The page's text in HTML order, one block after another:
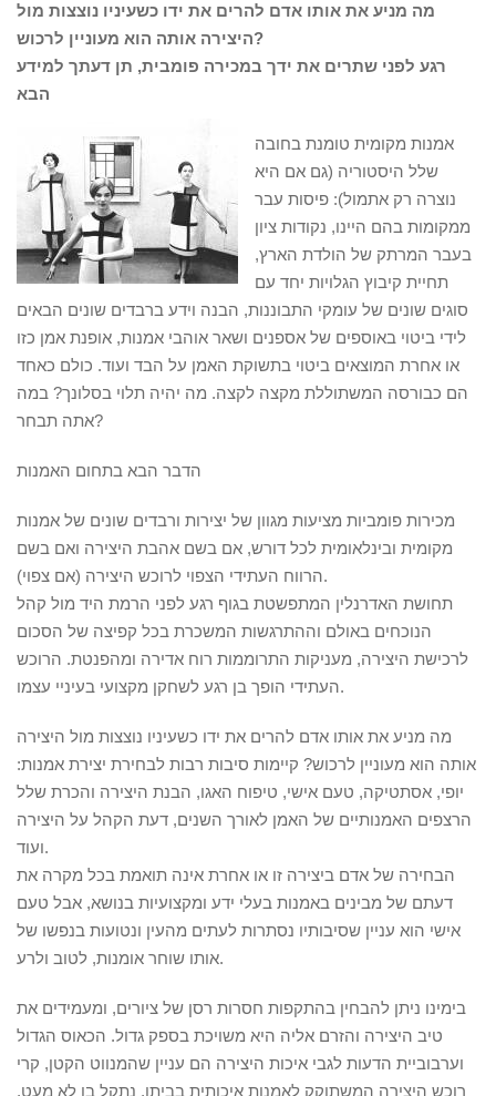
מה מניע את אותו אדם להרים את ידו כשעיניו נוצצות מול
היצירה אותה הוא מעוניין לרכוש?
רגע לפני שתרים את ידך במכירה פומבית, תן דעתך למידע
הבא
אמנות מקומית טומנת בחובה
שלל היסטוריה (גם אם היא
נוצרה רק אתמול): פיסות עבר
ממקומות בהם היינו, נקודות ציון
בעבר המרתק של הולדת הארץ,
תחיית קיבוץ הגלויות יחד עם
סוגים שונים של עומקי התבוננות, הבנה וידע ברבדים שונים הבאים
לידי ביטוי באוספים של אספנים ושאר אוהבי אמנות, אופנת אמן כזו
או אחרת המוצאים ביטוי בתשוקת האמן על הבד ועוד. כולם כאחד
הם כבורסה המשתוללת מקצה לקצה. מה יהיה תלוי בסלונך? במה
אתה תבחר?
הדבר הבא בתחום האמנות
מכירות פומביות מציעות מגוון של יצירות ורבדים שונים של אמנות
מקומית ובינלאומית לכל דורש, אם בשם אהבת היצירה ואם בשם
הרווח העתידי הצפוי לרוכש היצירה (אם צפוי).
תחושת האדרנלין המתפשטת בגוף רגע לפני הרמת היד מול קהל
הנוכחים באולם וההתרגשות המשכרת בכל קפיצה של הסכום
לרכישת היצירה, מעניקות התרוממות רוח אדירה ומהפנטת. הרוכש
העתידי הופך בן רגע לשחקן מקצועי בעיניי עצמו.
מה מניע את אותו אדם להרים את ידו כשעיניו נוצצות מול היצירה
אותה הוא מעוניין לרכוש? קיימות סיבות רבות לבחירת יצירת אמנות:
יופי, אסתטיקה, טעם אישי, טיפוח האגו, הבנת היצירה והכרת שלל
הרצפים האמנותיים של האמן לאורך השנים, דעת הקהל על היצירה
ועוד.
הבחירה של אדם ביצירה זו או אחרת אינה תואמת בכל מקרה את
דעתם של מבינים באמנות בעלי ידע ומקצועיות בנושא, אבל טעם
אישי הוא עניין שסיבותיו נסתרות לעתים מהעין ונטועות בנפשו של
אותו שוחר אומנות, לטוב ולרע.
בימינו ניתן להבחין בהתקפות חסרות רסן של ציורים, ומעמידים את
טיב היצירה והזרם אליה היא משויכת בספק גדול. הכאוס הגדול
וערבוביית הדעות לגבי איכות היצירה הם עניין שהמנווט הקטן, קרי
רוכש היצירה המשתוקק לאמנות איכותית בביתו, נתקל בו לא מעט,